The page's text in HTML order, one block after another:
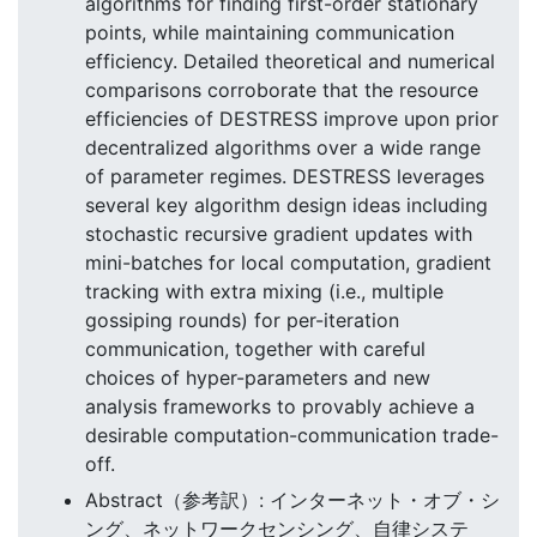
points, while maintaining communication
efficiency. Detailed theoretical and numerical
comparisons corroborate that the resource
efficiencies of DESTRESS improve upon prior
decentralized algorithms over a wide range
of parameter regimes. DESTRESS leverages
several key algorithm design ideas including
stochastic recursive gradient updates with
mini-batches for local computation, gradient
tracking with extra mixing (i.e., multiple
gossiping rounds) for per-iteration
communication, together with careful
choices of hyper-parameters and new
analysis frameworks to provably achieve a
desirable computation-communication trade-
off.
Abstract（参考訳）: インターネット・オブ・シ
ング、ネットワークセンシング、自律システ